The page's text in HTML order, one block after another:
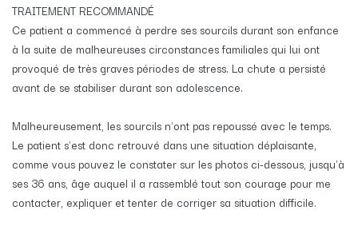
TRAITEMENT RECOMMANDÉ
Ce patient a commencé à perdre ses sourcils durant son enfance
à la suite de malheureuses circonstances familiales qui lui ont
provoqué de très graves périodes de stress. La chute a persisté
avant de se stabiliser durant son adolescence.
Malheureusement, les sourcils n'ont pas repoussé avec le temps.
Le patient s'est donc retrouvé dans une situation déplaisante,
comme vous pouvez le constater sur les photos ci-dessous, jusqu'à
ses 36 ans, âge auquel il a rassemblé tout son courage pour me
contacter, expliquer et tenter de corriger sa situation difficile.